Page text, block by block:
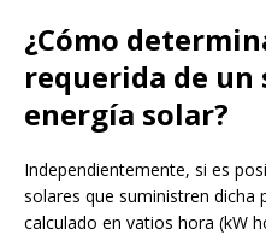
¿Cómo
requerida de un
energía solar?
Independientemente, si es
solares que suministren dicha
calculado en vatios hora (kW